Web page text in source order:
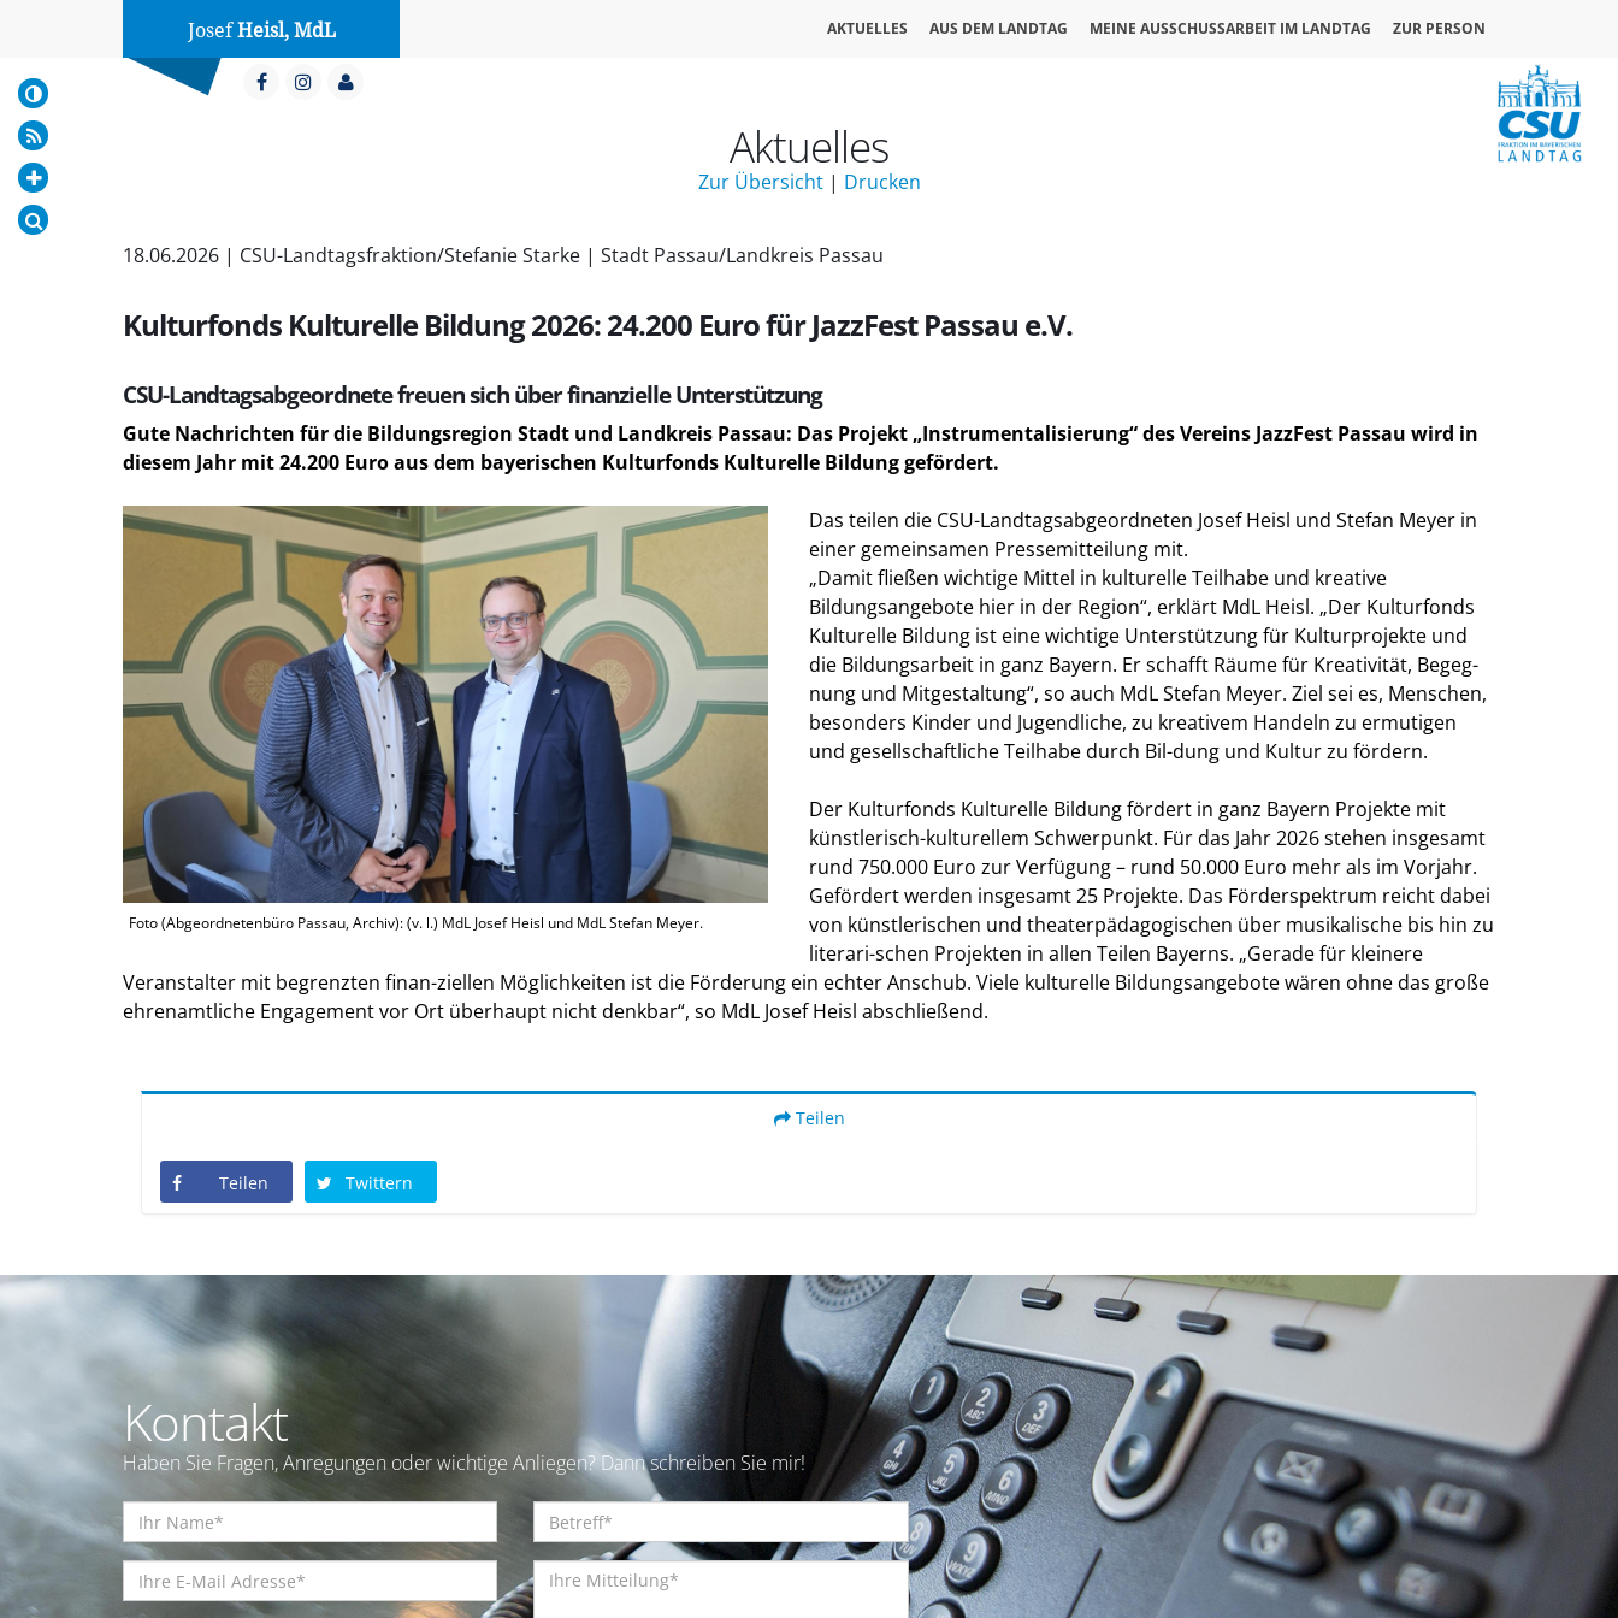
JosefHeisl, MdL AKTUELLES AUS DEM LANDTAG MEINE AUSSCHUSSARBEIT IM LANDTAG ZUR PERSON
Aktuelles
Zur Übersicht| Drucken
18.06.2026 | CSU-Landtagsfraktion/Stefanie Starke | Stadt Passau/Landkreis Passau
Kulturfonds Kulturelle Bildung 2026: 24.200 Euro für JazzFest Passau e.V.
CSU-Landtagsabgeordnete freuen sich über finanzielle Unterstützung
Gute Nachrichten für die Bildungsregion Stadt und Landkreis Passau: Das Projekt „Instrumentalisierung“ des Vereins JazzFest Passau wird in
diesem Jahr mit 24.200 Euro aus dem bayerischen Kulturfonds Kulturelle Bildung gefördert.
Foto (Abgeordnetenbüro Passau, Archiv): (v. l.) MdL Josef Heisl und MdL Stefan Meyer.
Das teilen die CSU-Landtagsabgeordneten Josef Heisl und Stefan Meyer in
einer gemeinsamen Pressemitteilung mit.
Damit fließen wichtige Mittel in kulturelle Teilhabe und kreative
Bildungsangebote hier in der Region“, erklärt MdL Heisl. „Der Kulturfonds
Kulturelle Bildung ist eine wichtige Unterstützung für Kulturprojekte und
die Bildungsarbeit in ganz Bayern. Er schafft Räume für Kreativität, Begeg-
nung und Mitgestaltung“, so auch MdL Stefan Meyer. Ziel sei es, Menschen,
besonders Kinder und Jugendliche, zu kreativem Handeln zu ermutigen
und gesellschaftliche Teilhabe durch Bil-dung und Kultur zu fördern.
Der Kulturfonds Kulturelle Bildung fördert in ganz Bayern Projekte mit
künstlerisch-kulturellem Schwerpunkt. Für das Jahr 2026 stehen insgesamt
rund 750.000 Euro zur Verfügung – rund 50.000 Euro mehr als im Vorjahr.
Gefördert werden insgesamt 25 Projekte. Das Förderspektrum reicht dabei
von künstlerischen und theaterpädagogischen über musikalische bis hin zu
literari-schen Projekten in allen Teilen Bayerns. „Gerade für kleinere
Veranstalter mit begrenzten finan-ziellen Möglichkeiten ist die Förderung ein echter Anschub. Viele kulturelle Bildungsangebote wären ohne das große
ehrenamtliche Engagement vor Ort überhaupt nicht denkbar“, so MdL Josef Heisl abschließend.
Teilen
Teilen Twittern
Kontakt
Haben Sie Fragen, Anregungen oder wichtige Anliegen? Dann schreiben Sie mir!